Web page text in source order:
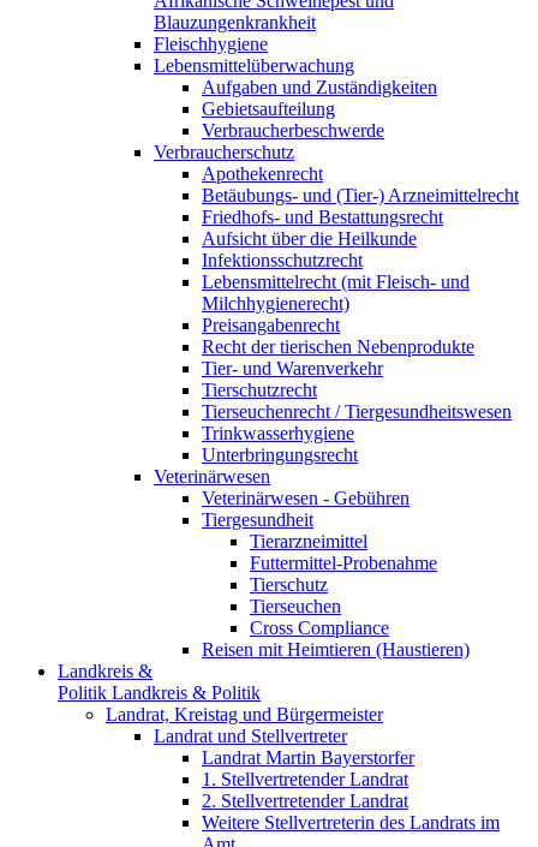
Blauzungenkrankheit
Fleischhygiene
Lebensmittelüberwachung
Aufgaben und Zuständigkeiten
Gebietsaufteilung
Verbraucherbeschwerde
Verbraucherschutz
Apothekenrecht
Betäubungs- und (Tier-) Arzneimittelrecht
Friedhofs- und Bestattungsrecht
Aufsicht über die Heilkunde
Infektionsschutzrecht
Lebensmittelrecht (mit Fleisch- und
Milchhygienerecht)
Preisangabenrecht
Recht der tierischen Nebenprodukte
Tier- und Warenverkehr
Tierschutzrecht
Tierseuchenrecht / Tiergesundheitswesen
Trinkwasserhygiene
Unterbringungsrecht
Veterinärwesen
Veterinärwesen - Gebühren
Tiergesundheit
Tierarzneimittel
Futtermittel-Probenahme
Tierschutz
Tierseuchen
Cross Compliance
Reisen mit Heimtieren (Haustieren)
Landkreis &
Politik Landkreis & Politik
Landrat, Kreistag und Bürgermeister
Landrat und Stellvertreter
Landrat Martin Bayerstorfer
1. Stellvertretender Landrat
2. Stellvertretender Landrat
Weitere Stellvertreterin des Landrats im